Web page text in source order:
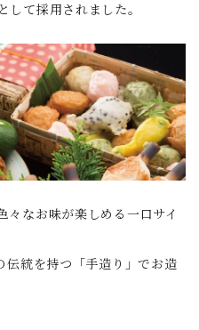
て採用されました。
々なお味が楽しめる一口サイ
伝統を持つ「手造り」でお造